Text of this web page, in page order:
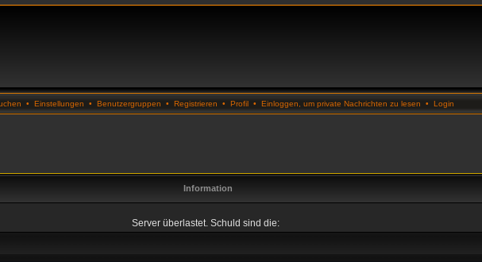
• Einstellungen • Benutzergruppen • Registrieren • Profil • Einloggen, um private Nachrichten zu lesen • Login
Information
Server überlastet. Schuld sind die: